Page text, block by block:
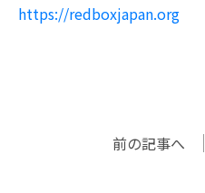
https://redboxjapan.org
前の記事へ